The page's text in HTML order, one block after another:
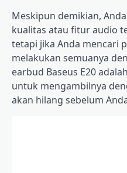
Meskipun demikian,
kualitas atau fitur audio
tetapi jika Anda mencari
melakukan semuanya
earbud Baseus E20
untuk mengambilnya
akan hilang sebelum